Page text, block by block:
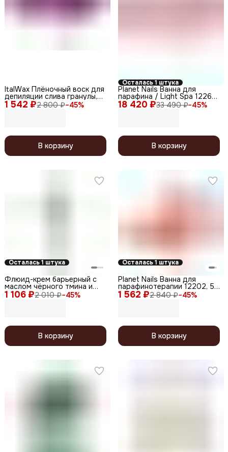
1 542 ₽2 800 ₽−45%
ItalWax Плёночный воск для
депиляции слива гранулы,
1000 г
В корзину
Осталась 1 штука
18 420 ₽33 490 ₽−45%
Planet Nails Ванна для
парафина / Light Spa 12263,
бело-розовый
В корзину
Осталась 1 штука
1 106 ₽2 010 ₽−45%
Флюид-крем барьерный с
маслом чёрного тмина и
экстрактом мелиссы /
В корзину
Осталась 1 штука
1 562 ₽2 840 ₽−45%
Planet Nails Ванна для
парафинотерапии 12202, 50
Вт, 150 г
В корзину